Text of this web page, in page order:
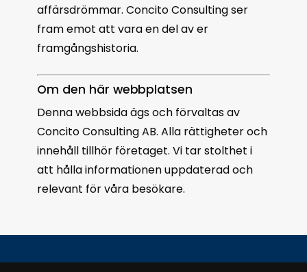
affärsdrömmar. Concito Consulting ser
fram emot att vara en del av er
framgångshistoria.
Om den här webbplatsen
Denna webbsida ägs och förvaltas av
Concito Consulting AB. Alla rättigheter och
innehåll tillhör företaget. Vi tar stolthet i
att hålla informationen uppdaterad och
relevant för våra besökare.